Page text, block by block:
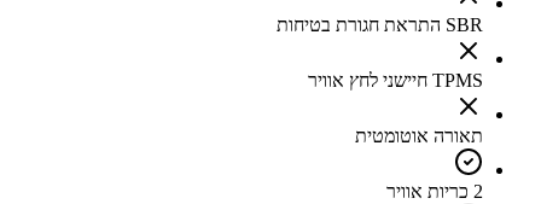
SBR התראת חגורת בטיחות
TPMS חיישני לחץ אוויר
תאורה אוטומטית
2 כריות אוויר